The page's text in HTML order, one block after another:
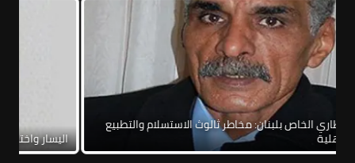
الاتفاق الإطاري الخاص بلبنان: مخاطر ثالوث الاستسلام والتطبيع
والحرب الأهلية